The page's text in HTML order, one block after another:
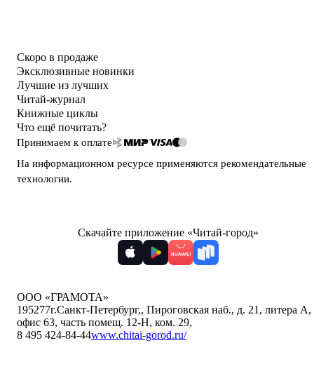
Скоро в продаже
Эксклюзивные новинки
Лучшие из лучших
Читай-журнал
Книжные циклы
Что ещё почитать?
Принимаем к оплате
На информационном ресурсе применяются рекомендательные
технологии.
Скачайте приложение «Читай-город»
ООО «ГРАМОТА»
195277г.Санкт-Петербург,, Пироговская наб., д. 21, литера А,
офис 63, часть помещ. 12-Н, ком. 29,
8 495 424-84-44www.chitai-gorod.ru/